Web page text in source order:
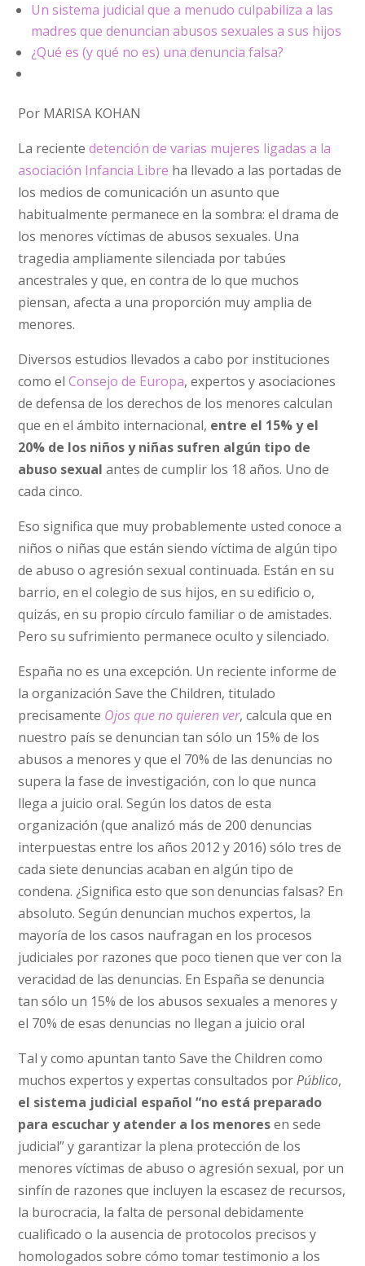
Un sistema judicial que a menudo culpabiliza a las
madres que denuncian abusos sexuales a sus hijos
¿Qué es (y qué no es) una denuncia falsa?
Por MARISA KOHAN
La recientedetención de varias mujeres ligadas a la
asociación Infancia Libre ha llevado a las portadas de
los medios de comunicación un asunto que
habitualmente permanece en la sombra: el drama de
los menores víctimas de abusos sexuales. Una
tragedia ampliamente silenciada por tabúes
ancestrales y que, en contra de lo que muchos
piensan, afecta a una proporción muy amplia de
menores.
Diversos estudios llevados a cabo por instituciones
como elConsejo de Europa, expertos y asociaciones
de defensa de los derechos de los menores calculan
que en el ámbito internacional, entre el 15% y el
20% de los niños y niñas sufren algún tipo de
abuso sexual antes de cumplir los 18 años. Uno de
cada cinco.
Eso significa que muy probablemente usted conoce a
niños o niñas que están siendo víctima de algún tipo
de abuso o agresión sexual continuada. Están en su
barrio, en el colegio de sus hijos, en su edificio o,
quizás, en su propio círculo familiar o de amistades.
Pero su sufrimiento permanece oculto y silenciado.
España no es una excepción. Un reciente informe de
la organización Save the Children, titulado
precisamente Ojos que no quieren ver, calcula que en
nuestro país se denuncian tan sólo un 15% de los
abusos a menores y que el 70% de las denuncias no
supera la fase de investigación, con lo que nunca
llega a juicio oral. Según los datos de esta
organización (que analizó más de 200 denuncias
interpuestas entre los años 2012 y 2016) sólo tres de
cada siete denuncias acaban en algún tipo de
condena. ¿Significa esto que son denuncias falsas? En
absoluto. Según denuncian muchos expertos, la
mayoría de los casos naufragan en los procesos
judiciales por razones que poco tienen que ver con la
veracidad de las denuncias. En España se denuncia
tan sólo un 15% de los abusos sexuales a menores y
el 70% de esas denuncias no llegan a juicio oral
Tal y como apuntan tanto Save the Children como
muchos expertos y expertas consultados porPúblico,
el sistema judicial español “no está preparado
para escuchar y atender a los menoresen sede
judicial” y garantizar la plena protección de los
menores víctimas de abuso o agresión sexual, por un
sinfín de razones que incluyen la escasez de recursos,
la burocracia, la falta de personal debidamente
cualificado o la ausencia de protocolos precisos y
homologados sobre cómo tomar testimonio a los